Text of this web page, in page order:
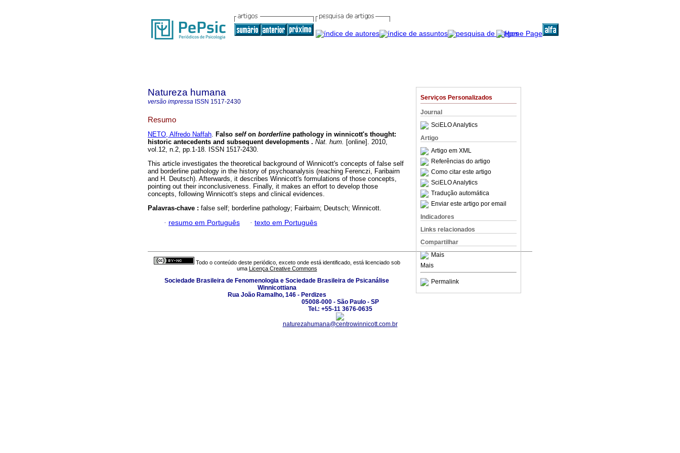
Serviços Personalizados
Journal
SciELO Analytics
Artigo
Artigo em XML
Referências do artigo
Como citar este artigo
SciELO Analytics
Tradução automática
Enviar este artigo por email
Indicadores
Links relacionados
Compartilhar
Mais
Mais
Permalink
Natureza humana
versão impressa ISSN 1517-2430
Resumo
NETO, Alfredo Naffah. Falso selfon borderline pathology in winnicott's thought:
historic antecedents and subsequent developments . Nat. hum. [online]. 2010,
vol.12, n.2, pp.1-18. ISSN 1517-2430.
This article investigates the theoretical background of Winnicott's concepts of false self
and borderline pathology in the history of psychoanalysis (reaching Ferenczi, Faribairn
and H. Deutsch). Afterwards, it describes Winnicott's formulations of those concepts,
pointing out their inconclusiveness. Finally, it makes an effort to develop those
concepts, following Winnicott's steps and clinical evidences.
Palavras-chave : false self; borderline pathology; Fairbairn; Deutsch; Winnicott.
· resumo em Português · texto em Português
Todo o conteúdo deste periódico, exceto onde está identificado, está licenciado sob
uma Licença Creative Commons
Sociedade Brasileira de Fenomenologia e Sociedade Brasileira de Psicanálise
Winnicottiana
Rua João Ramalho, 146 - Perdizes
05008-000 - São Paulo - SP
Tel.: +55-11 3676-0635
naturezahumana@centrowinnicott.com.br